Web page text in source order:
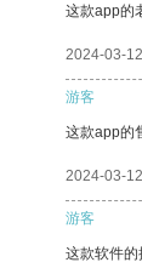
这款app的
2024-03-12
游客
这款app的
2024-03-12
游客
这款软件的